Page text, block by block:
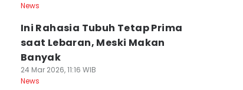
News
Ini Rahasia Tubuh Tetap Prima
saat Lebaran, Meski Makan
Banyak
24 Mar 2026, 11:16 WIB
News